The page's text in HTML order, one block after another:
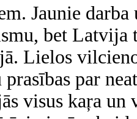
Jaunie
bet Latvija
Lielos
par
visus kaŗa un